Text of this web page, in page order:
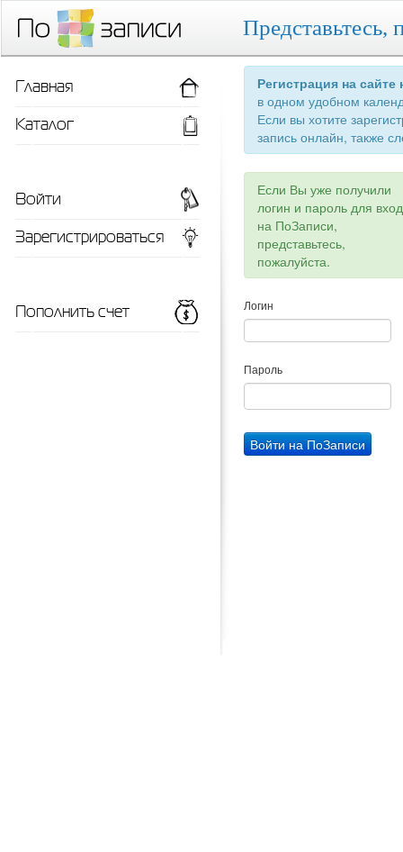
Представьтесь,
Регистрация на
в одном удобном
Если вы хотите
запись онлайн, также
Если Вы уже получили
логин и пароль для
на ПоЗаписи,
представьтесь,
пожалуйста.
Логин
Пароль
Главная
Каталог
Войти
Зарегистрироваться
Пополнить счет